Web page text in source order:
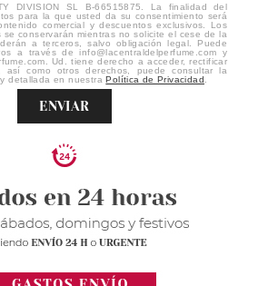
DIVISION SL B-66515875. La finalidad del
para la que usted da su consentimiento será
comercial y descuentos exclusivos. Los
se conservarán mientras no solicite el cese de la
a terceros, salvo obligación legal. Puede
a través de info@lacentraldelperfume.com y
Ud. tiene derecho a acceder, rectificar
así como otros derechos, puede consultar la
detallada en nuestraPolítica de Privacidad
ENVIAR